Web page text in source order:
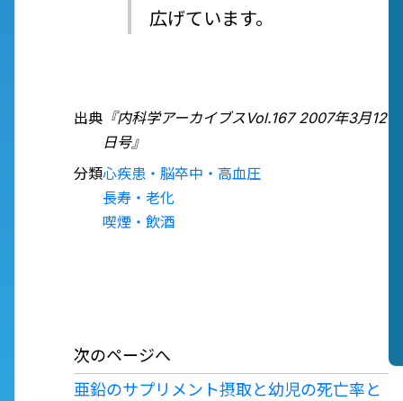
広げています。
出典 『内科学アーカイブスVol.167 2007年3月12
日号』
分類心疾患・脳卒中・高血圧
長寿・老化
喫煙・飲酒
次のページへ
亜鉛のサプリメント摂取と幼児の死亡率と